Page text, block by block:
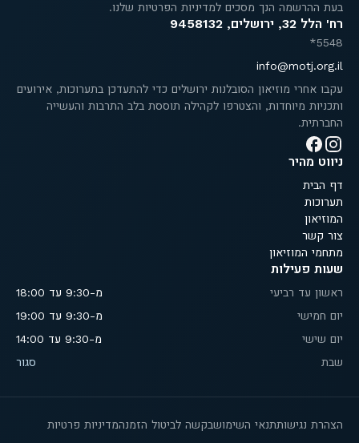
ניווט מהיר
דף הבית
תערוכות
המוזיאון
צור קשר
מתחמי המוזיאון
שעות פעילות
ראשון עד רביעי
מ-9:30 עד 18:00
יום חמישי
מ-9:30 עד 19:00
יום שישי
מ-9:30 עד 14:00
שבת
סגור
רח' הלל 32, ירושלים, 9458132
5548*
info@motj.org.il
עקבו אחרי מוזיאון הסובלנות ירושלים כדי להתעדכן בתערוכות, אירועים
ותכניות מיוחדות, והצטרפו לקהילה תוססת בלב התרבות והעשייה
החברתית.
בעת ההרשמה הנך מסכים למדיניות הפרטיות שלנו.
הצהרת נגישותתנאי השימושבקשה לביטול הזמנהמדיניות פרטיות